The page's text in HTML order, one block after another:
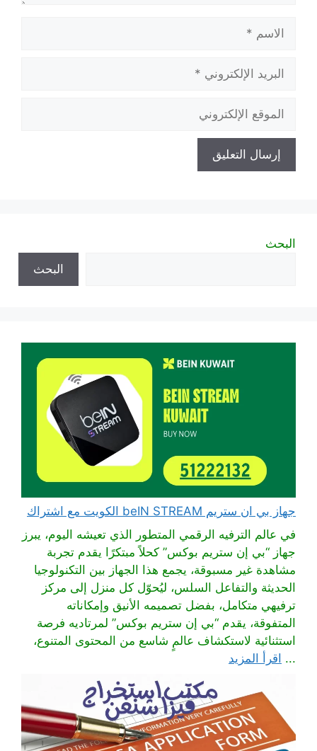
الاسم
البريد
الإلكتروني
الموقع
الإلكتروني
البحث
البحث
جهاز بي ان ستريم beIN STREAM الكويت مع اشتراك
في عالم الترفيه الرقمي المتطور الذي تعيشه اليوم، يبرز
جهاز “بي إن ستريم بوكس” كحلاً مبتكرًا يقدم تجربة
مشاهدة غير مسبوقة، يجمع هذا الجهاز بين التكنولوجيا
الحديثة والتفاعل السلس، ليُحوّل كل منزل إلى مركز
ترفيهي متكامل، بفضل تصميمه الأنيق وإمكاناته
المتفوقة، يقدم “بي إن ستريم بوكس” لمرتاديه فرصة
استثنائية لاستكشاف عالمٍ شاسع من المحتوى المتنوع،
... اقرأ المزيد